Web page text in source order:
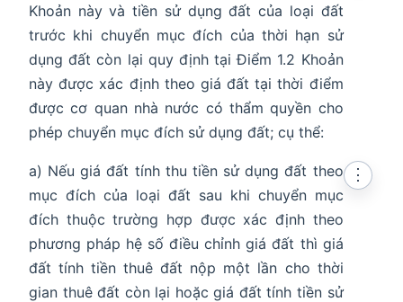
Khoản này và tiền sử dụng đất của loại đất
trước khi chuyển mục đích của thời hạn sử
dụng đất còn lại quy định tại Điểm 1.2 Khoản
này được xác định theo giá đất tại thời điểm
được cơ quan nhà nước có thẩm quyền cho
phép chuyển mục đích sử dụng đất; cụ thể:
a) Nếu giá đất tính thu tiền sử dụng đất theo
mục đích của loại đất sau khi chuyển mục
đích thuộc trường hợp được xác định theo
phương pháp hệ số điều chỉnh giá đất thì giá
đất tính tiền thuê đất nộp một lần cho thời
gian thuê đất còn lại hoặc giá đất tính tiền sử
⋮